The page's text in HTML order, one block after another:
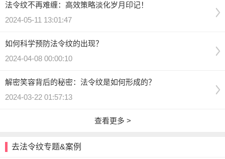
法令纹不再难缠：高效策略淡化岁月印记！
2024-05-11 13:01:47
如何科学预防法令纹的出现？
2024-04-08 00:00:10
解密笑容背后的秘密：法令纹是如何形成的？
2024-03-22 01:57:13
查看更多 >
去法令纹专题&案例